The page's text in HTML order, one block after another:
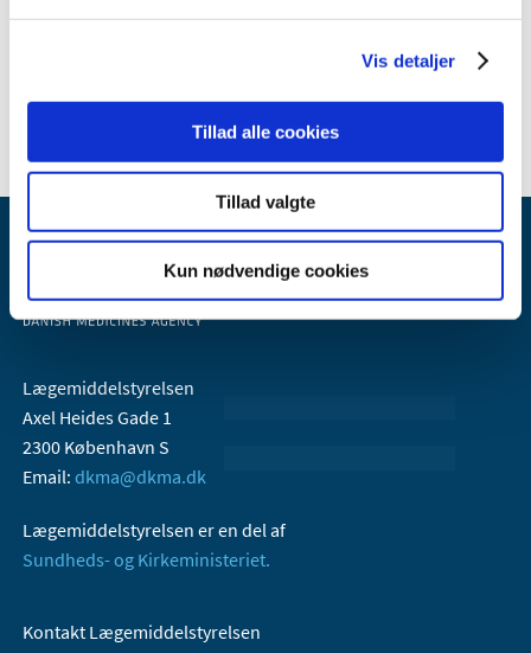
Vis detaljer
Tillad alle cookies
Tillad valgte
Kun nødvendige cookies
2007 (3)
Lægemiddelstyrelsen
Axel Heides Gade 1
2300 København S
Email: dkma@dkma.dk
Lægemiddelstyrelsen er en del af
Sundheds- og Kirkeministeriet.
Kontakt Lægemiddelstyrelsen